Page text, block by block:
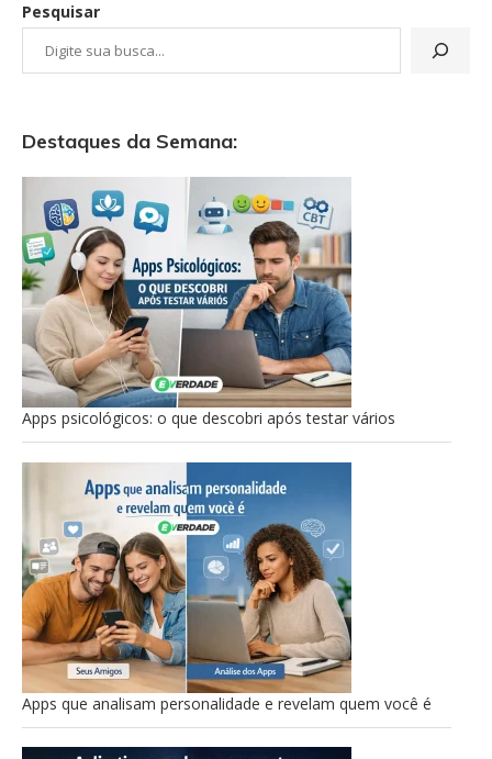
Pesquisar
Destaques da Semana:
Apps psicológicos: o que descobri após testar vários
Apps que analisam personalidade e revelam quem você é